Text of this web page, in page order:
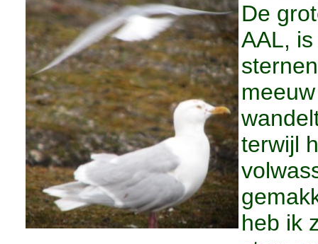
De
AAL,
terwijl
heb ik